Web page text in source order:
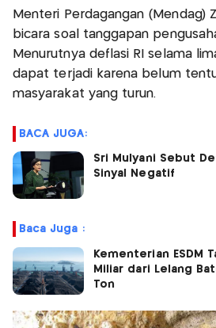
Menteri Perdagangan (Mendag)
bicara soal tanggapan
Menurutnya deflasi RI selama
dapat terjadi karena belum
masyarakat yang turun.
BACA JUGA:
Sri Mulyani Sebut
Sinyal Negatif
Baca Juga :
Kementerian ESDM
Miliar dari Lelang
Ton